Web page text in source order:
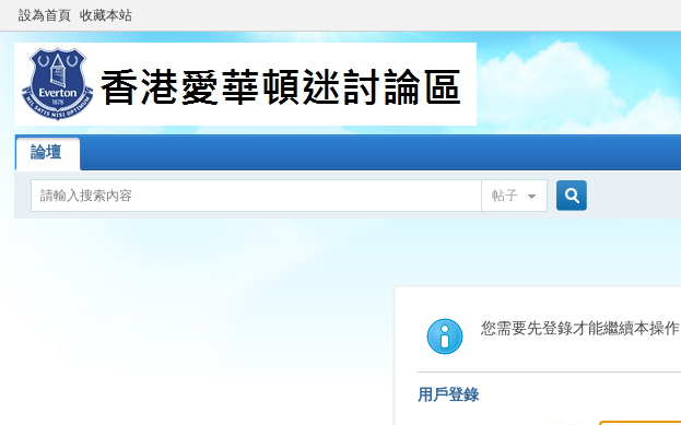
設為首頁 收藏本站
論壇
帖子
索
您需要先登錄才能繼續本操作
用戶登錄